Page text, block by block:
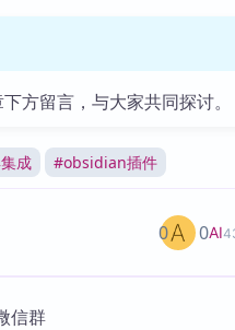
方留言，与大家共同探讨。
成 #obsidian插件
AI
0 0
信群